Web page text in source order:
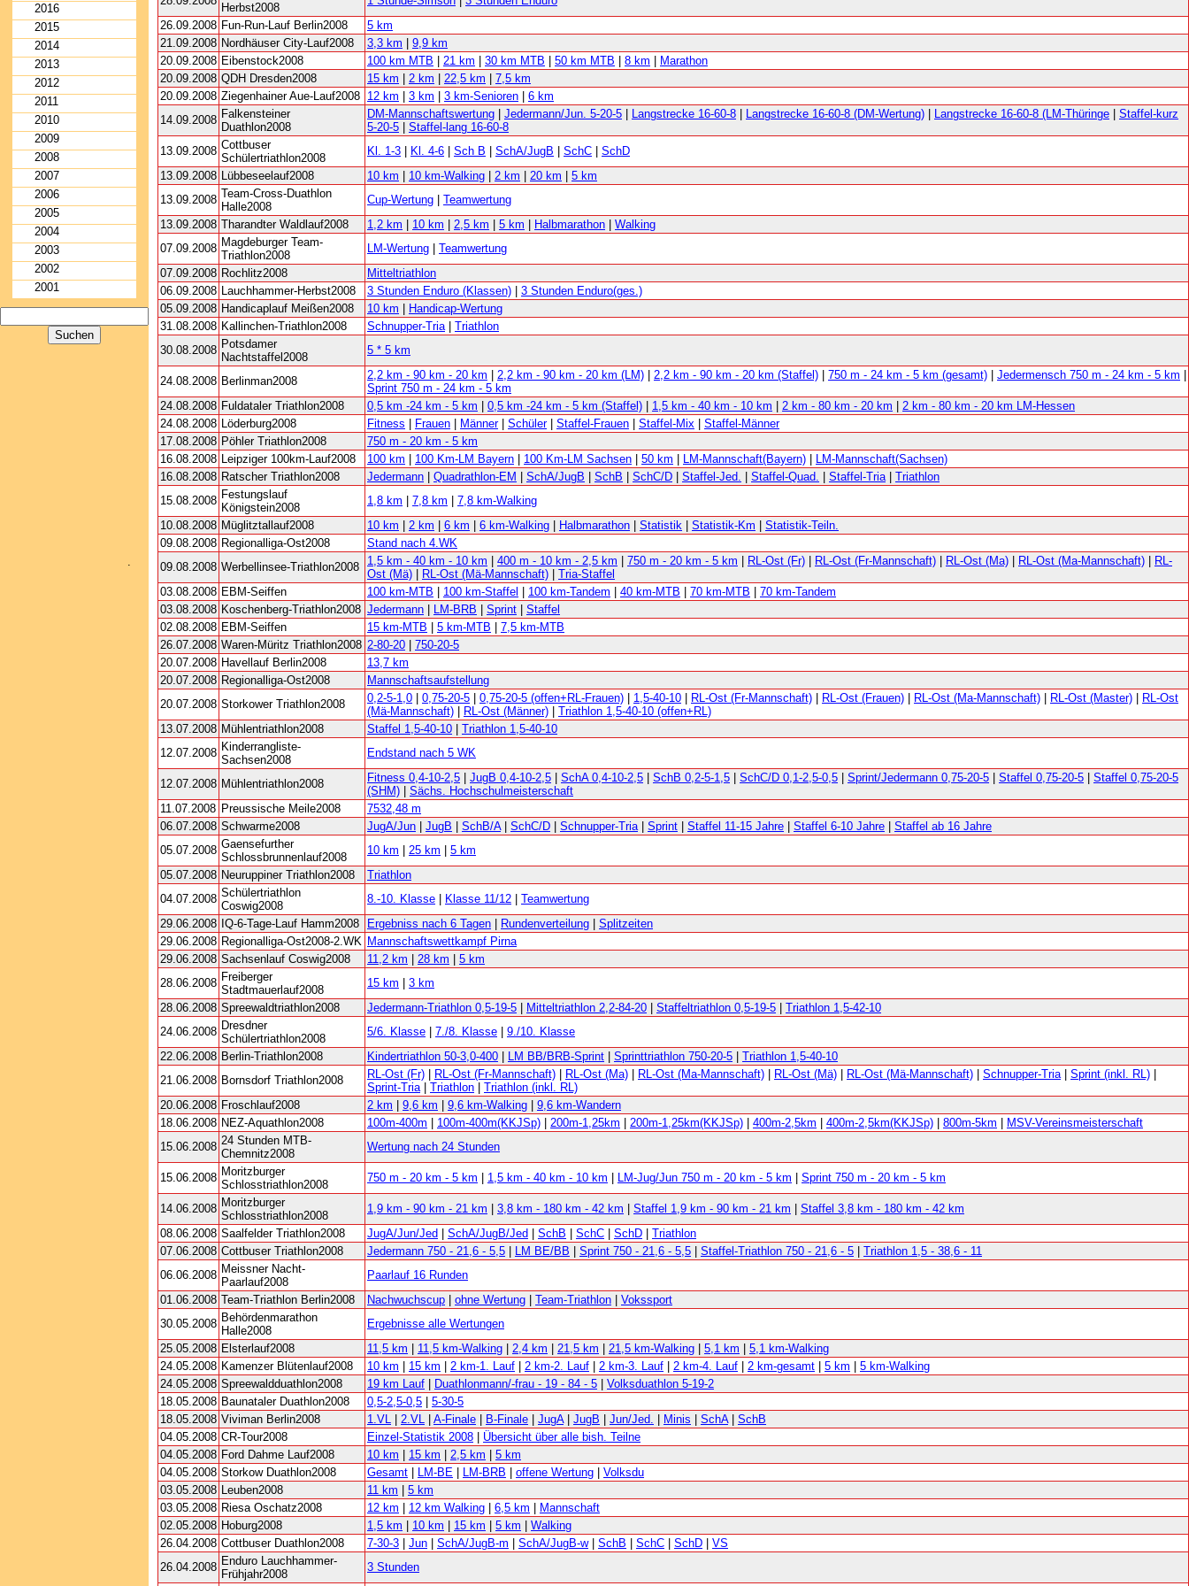
2016
2015
2014
2013
2012
2011
2010
2009
2008
2007
2006
2005
2004
2003
2002
2001
.
Herbst2008
26.09.2008 Fun-Run-Lauf Berlin2008
5 km
21.09.2008 Nordhäuser City-Lauf2008 3,3 km
9,9 km
20.09.2008 Eibenstock2008 100 km MTB 21 km 30 km MTB 50 km MTB 8 km
Marathon
20.09.2008 QDH Dresden2008 15 km 2 km 22,5 km
7,5 km
20.09.2008 Ziegenhainer Aue-Lauf2008 12 km 3 km 3 km-Senioren
6 km
14.09.2008 Falkensteiner
Duathlon2008
DM-Mannschaftswertung Jedermann/Jun. 5-20-5 Langstrecke 16-60-8 Langstrecke 16-60-8 (DM-Wertung) Langstrecke 16-60-8 (LM-Thüringe
Staffel-kurz
5-20-5
Staffel-lang 16-60-8
13.09.2008 Cottbuser
Schülertriathlon2008
Kl. 1-3 Kl. 4-6 Sch B SchA/JugB SchC
SchD
13.09.2008 Lübbeseelauf2008 10 km 10 km-Walking 2 km 20 km
5 km
13.09.2008 Team-Cross-Duathlon
Halle2008
Cup-Wertung
Teamwertung
13.09.2008 Tharandter Waldlauf2008 1,2 km 10 km 2,5 km 5 km Halbmarathon
Walking
07.09.2008 Magdeburger Team-
Triathlon2008
LM-Wertung
Teamwertung
07.09.2008 Rochlitz2008
Mitteltriathlon
06.09.2008 Lauchhammer-Herbst2008 3 Stunden Enduro (Klassen)
3 Stunden Enduro(ges.)
05.09.2008 Handicaplauf Meißen2008 10 km
Handicap-Wertung
31.08.2008 Kallinchen-Triathlon2008 Schnupper-Tria| Triathlon
30.08.2008 Potsdamer
Nachtstaffel2008
5 * 5 km
24.08.2008 Berlinman2008 2,2 km - 90 km - 20 km 2,2 km - 90 km - 20 km (LM) 2,2 km - 90 km - 20 km (Staffel) 750 m - 24 km - 5 km (gesamt) Jedermensch 750 m - 24 km - 5 km
Sprint 750 m - 24 km - 5 km
24.08.2008 Fuldataler Triathlon2008 0,5 km -24 km - 5 km 0,5 km -24 km - 5 km (Staffel) 1,5 km - 40 km - 10 km 2 km - 80 km - 20 km
2 km - 80 km - 20 km LM-Hessen
24.08.2008 Löderburg2008 Fitness Frauen Männer| Schüler| Staffel-Frauen Staffel-Mix
Staffel-Männer
17.08.2008 Pöhler Triathlon2008
750 m - 20 km - 5 km
16.08.2008 Leipziger 100km-Lauf2008 100 km 100 Km-LM Bayern 100 Km-LM Sachsen 50 km LM-Mannschaft(Bayern)
LM-Mannschaft(Sachsen)
16.08.2008 Ratscher Triathlon2008 Jedermann Quadrathlon-EM SchA/JugB SchB SchC/D Staffel-Jed. Staffel-Quad. Staffel-Tria| Triathlon
15.08.2008 Festungslauf
Königstein2008
1,8 km 7,8 km
7,8 km-Walking
10.08.2008 Müglitztallauf2008 10 km 2 km 6 km 6 km-Walking Halbmarathon Statistik Statistik-Km
Statistik-Teiln.
09.08.2008 Regionalliga-Ost2008
Stand nach 4.WK
09.08.2008 Werbellinsee-Triathlon2008 1,5 km - 40 km - 10 km 400 m - 10 km - 2,5 km 750 m - 20 km - 5 km RL-Ost (Fr) RL-Ost (Fr-Mannschaft) RL-Ost (Ma) RL-Ost (Ma-Mannschaft)
RL-
Ost (Mä)
RL-Ost (Mä-Mannschaft)
Tria-Staffel
03.08.2008 EBM-Seiffen 100 km-MTB 100 km-Staffel 100 km-Tandem 40 km-MTB 70 km-MTB
70 km-Tandem
03.08.2008 Koschenberg-Triathlon2008 Jedermann LM-BRB Sprint
Staffel
02.08.2008 EBM-Seiffen 15 km-MTB 5 km-MTB
7,5 km-MTB
26.07.2008 Waren-Müritz Triathlon2008 2-80-20
750-20-5
20.07.2008 Havellauf Berlin2008
13,7 km
20.07.2008 Regionalliga-Ost2008
Mannschaftsaufstellung
20.07.2008 Storkower Triathlon2008 0,2-5-1,0 0,75-20-5 0,75-20-5 (offen+RL-Frauen) 1,5-40-10 RL-Ost (Fr-Mannschaft) RL-Ost (Frauen) RL-Ost (Ma-Mannschaft) RL-Ost (Master)
RL-Ost
(Mä-Mannschaft)
RL-Ost (Männer)
Triathlon 1,5-40-10 (offen+RL)
13.07.2008 Mühlentriathlon2008 Staffel 1,5-40-10
Triathlon 1,5-40-10
12.07.2008 Kinderrangliste-
Sachsen2008
Endstand nach 5 WK
12.07.2008 Mühlentriathlon2008 Fitness 0,4-10-2,5 JugB 0,4-10-2,5 SchA 0,4-10-2,5 SchB 0,2-5-1,5 SchC/D 0,1-2,5-0,5 Sprint/Jedermann 0,75-20-5 Staffel 0,75-20-5
Staffel 0,75-20-5
(SHM)
Sächs. Hochschulmeisterschaft
11.07.2008 Preussische Meile2008
7532,48 m
06.07.2008 Schwarme2008 JugA/Jun JugB SchB/A| SchC/D Schnupper-Tria| Sprint Staffel 11-15 Jahre Staffel 6-10 Jahre
Staffel ab 16 Jahre
05.07.2008 Gaensefurther
Schlossbrunnenlauf2008
10 km 25 km
5 km
05.07.2008 Neuruppiner Triathlon2008
Triathlon
04.07.2008 Schülertriathlon
Coswig2008
8.-10. Klasse Klasse 11/12
Teamwertung
29.06.2008 IQ-6-Tage-Lauf Hamm2008 Ergebniss nach 6 Tagen Rundenverteilung
Splitzeiten
29.06.2008 Regionalliga-Ost2008-2.WK Mannschaftswettkampf Pirna
29.06.2008 Sachsenlauf Coswig2008 11,2 km 28 km
5 km
28.06.2008 Freiberger
Stadtmauerlauf2008
15 km
3 km
28.06.2008 Spreewaldtriathlon2008 Jedermann-Triathlon 0,5-19-5 Mitteltriathlon 2,2-84-20 Staffeltriathlon 0,5-19-5
Triathlon 1,5-42-10
24.06.2008 Dresdner
Schülertriathlon2008
5/6. Klasse 7./8. Klasse
9./10. Klasse
22.06.2008 Berlin-Triathlon2008 Kindertriathlon 50-3,0-400 LM BB/BRB-Sprint Sprinttriathlon 750-20-5
Triathlon 1,5-40-10
21.06.2008 Bornsdorf Triathlon2008 RL-Ost (Fr) RL-Ost (Fr-Mannschaft) RL-Ost (Ma) RL-Ost (Ma-Mannschaft) RL-Ost (Mä) RL-Ost (Mä-Mannschaft) Schnupper-Tria| Sprint (inkl. RL)
Sprint-Tria| Triathlon
Triathlon (inkl. RL)
20.06.2008 Froschlauf2008 2 km 9,6 km 9,6 km-Walking
9,6 km-Wandern
18.06.2008 NEZ-Aquathlon2008 100m-400m 100m-400m(KKJSp) 200m-1,25km 200m-1,25km(KKJSp) 400m-2,5km 400m-2,5km(KKJSp) 800m-5km
MSV-Vereinsmeisterschaft
15.06.2008 24 Stunden MTB-
Chemnitz2008
Wertung nach 24 Stunden
15.06.2008 Moritzburger
Schlosstriathlon2008
750 m - 20 km - 5 km 1,5 km - 40 km - 10 km LM-Jug/Jun 750 m - 20 km - 5 km Sprint 750 m - 20 km - 5 km
14.06.2008 Moritzburger
Schlosstriathlon2008
1,9 km - 90 km - 21 km 3,8 km - 180 km - 42 km Staffel 1,9 km - 90 km - 21 km
Staffel 3,8 km - 180 km - 42 km
08.06.2008 Saalfelder Triathlon2008 JugA/Jun/Jed SchA/JugB/Jed SchB SchC SchD
Triathlon
07.06.2008 Cottbuser Triathlon2008 Jedermann 750 - 21,6 - 5,5 LM BE/BB Sprint 750 - 21,6 - 5,5 Staffel-Triathlon 750 - 21,6 - 5
Triathlon 1,5 - 38,6 - 11
06.06.2008 Meissner Nacht-
Paarlauf2008
Paarlauf 16 Runden
01.06.2008 Team-Triathlon Berlin2008 Nachwuchscup ohne Wertung Team-Triathlon
Vokssport
30.05.2008 Behördenmarathon
Halle2008
Ergebnisse alle Wertungen
25.05.2008 Elsterlauf2008 11,5 km 11,5 km-Walking 2,4 km 21,5 km 21,5 km-Walking 5,1 km
5,1 km-Walking
24.05.2008 Kamenzer Blütenlauf2008 10 km 15 km 2 km-1. Lauf 2 km-2. Lauf 2 km-3. Lauf 2 km-4. Lauf 2 km-gesamt 5 km
5 km-Walking
24.05.2008 Spreewaldduathlon2008 19 km Lauf Duathlonmann/-frau - 19 - 84 - 5
Volksduathlon 5-19-2
18.05.2008 Baunataler Duathlon2008 0,5-2,5-0,5
5-30-5
18.05.2008 Viviman Berlin2008 1.VL 2.VL A-Finale B-Finale JugA| JugB Jun/Jed. Minis SchA| SchB
04.05.2008 CR-Tour2008 Einzel-Statistik 2008
Übersicht über alle bish. Teilne
04.05.2008 Ford Dahme Lauf2008 10 km 15 km 2,5 km
5 km
04.05.2008 Storkow Duathlon2008 Gesamt LM-BE LM-BRB offene Wertung
Volksdu
03.05.2008 Leuben2008 11 km
5 km
03.05.2008 Riesa Oschatz2008 12 km 12 km Walking 6,5 km
Mannschaft
02.05.2008 Hoburg2008 1,5 km 10 km 15 km 5 km
Walking
26.04.2008 Cottbuser Duathlon2008 7-30-3 Jun SchA/JugB-m SchA/JugB-w| SchB SchC SchD
VS
26.04.2008 Enduro Lauchhammer-
Frühjahr2008
3 Stunden